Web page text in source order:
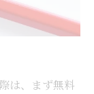
は、まず無料